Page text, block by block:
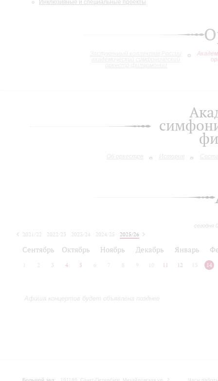
Инклюзивные и специальные проекты
Об оркестре История
сегодня
2021/22 2022/23 2023/24 2024/25
2025/26
Сентябрь Октябрь Ноябрь Декабрь Январь
2 3 4 5 6 7 8 9 10 11 12 13 14
Афиша концертов будет объявлена позднее
Большой зал: 191186, Санкт-Петербург, Михайловская ул., 2 Часы